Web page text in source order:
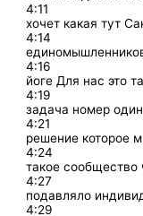
4:11
хочет какая тут
4:14
4:16
йоге Для нас это
4:19
задача номер один
4:21
решение которое
4:24
такое
4:27
подавляло
4:29